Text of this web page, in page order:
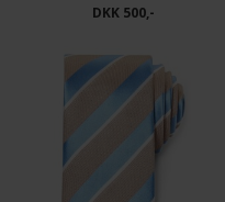
DKK 500,-